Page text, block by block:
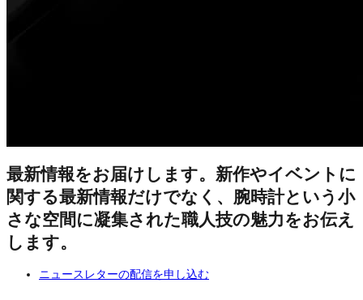
最新情報をお届けします。新作やイベントに
関する最新情報だけでなく、腕時計という小
さな空間に凝集された職人技の魅力をお伝え
します。
ニュースレターの配信を申し込む